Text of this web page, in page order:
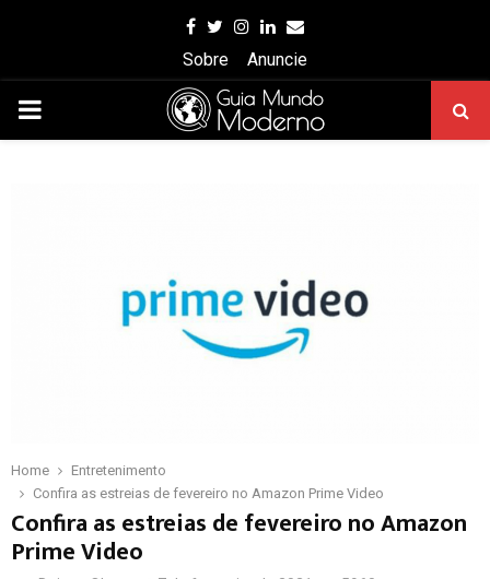
Facebook
Twitter
Instagram
Linkedin
Email
Sobre
Anuncie
PRIMARY
Home
Entretenimento
Confira as estreias de fevereiro no Amazon Prime Video
Confira as estreias de fevereiro no Amazon
Prime Video